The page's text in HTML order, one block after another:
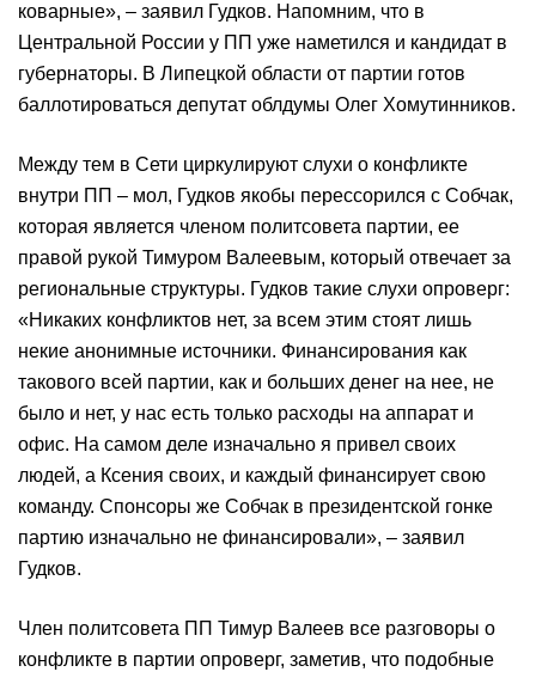
коварные», – заявил Гудков. Напомним, что в
Центральной России у ПП уже наметился и кандидат в
губернаторы. В Липецкой области от партии готов
баллотироваться депутат облдумы Олег Хомутинников.
Между тем в Сети циркулируют слухи о конфликте
внутри ПП – мол, Гудков якобы перессорился с Собчак,
которая является членом политсовета партии, ее
правой рукой Тимуром Валеевым, который отвечает за
региональные структуры. Гудков такие слухи опроверг:
«Никаких конфликтов нет, за всем этим стоят лишь
некие анонимные источники. Финансирования как
такового всей партии, как и больших денег на нее, не
было и нет, у нас есть только расходы на аппарат и
офис. На самом деле изначально я привел своих
людей, а Ксения своих, и каждый финансирует свою
команду. Спонсоры же Собчак в президентской гонке
партию изначально не финансировали», – заявил
Гудков.
Член политсовета ПП Тимур Валеев все разговоры о
конфликте в партии опроверг, заметив, что подобные